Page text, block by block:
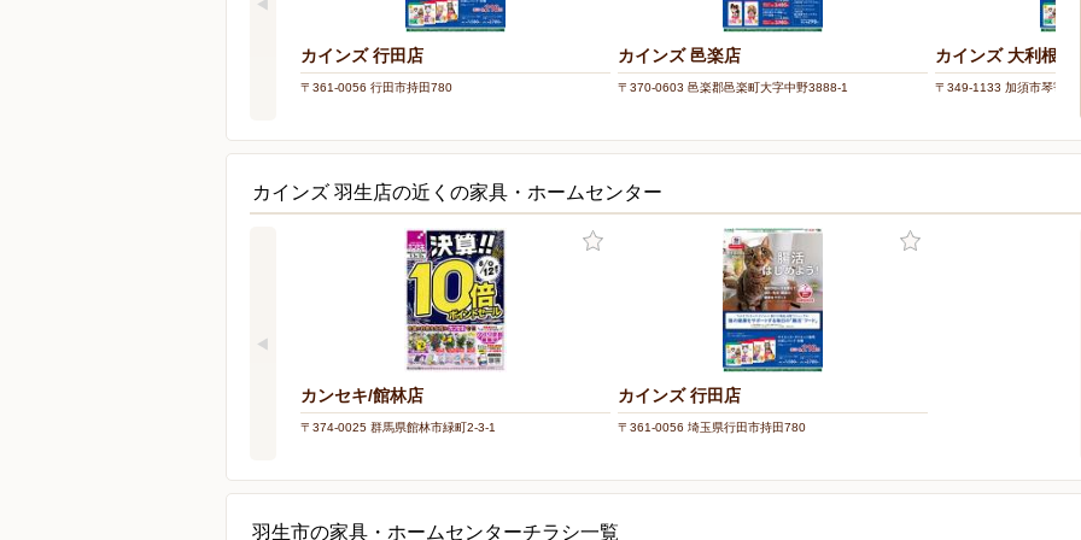
カインズ 行田店
〒361-0056 行田市持田780
カインズ 邑楽店
〒370-0603 邑楽郡邑楽町大字中野3888-1
カインズ 大利根店
〒349-1133 加須市琴寄70
カインズ 羽生店の近くの家具・ホームセンター
カンセキ/館林店
〒374-0025 群馬県館林市緑町2-3-1
カインズ 行田店
〒361-0056 埼玉県行田市持田780
羽生市の家具・ホームセンターチラシ一覧